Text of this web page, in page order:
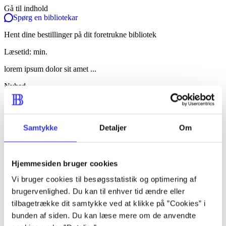
Samtykke Detaljer Om
Hjemmesiden bruger cookies
Vi bruger cookies til besøgsstatistik og optimering af
brugervenlighed. Du kan til enhver tid ændre eller
tilbagetrække dit samtykke ved at klikke på ”Cookies” i
bunden af siden. Du kan læse mere om de anvendte
Gå til indhold
Spørg en bibliotekar
Hent dine bestillinger på dit foretrukne bibliotek
Læsetid: min.
lorem ipsum dolor sit amet ...
Nyhed
lorem ipsum dolor sit amet ...
lorem ipsum dolor sit amet ...
lorem ipsum dolor sit amet ...
lorem ipsum dolor sit amet ...